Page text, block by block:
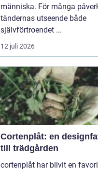
människa. För många
tändernas utseende både
självförtroendet ...
12 juli 2026
Cortenplåt: en
till trädgården
cortenplåt har blivit en